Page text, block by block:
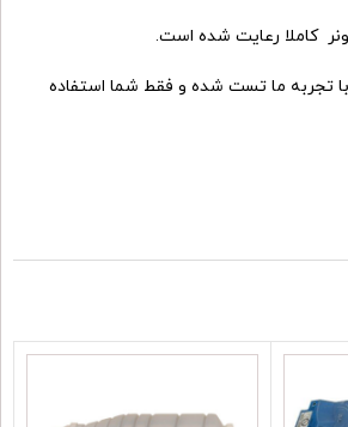
کاملا رعایت شده است.
تجربه ما تست شده و فقط شما استفاده